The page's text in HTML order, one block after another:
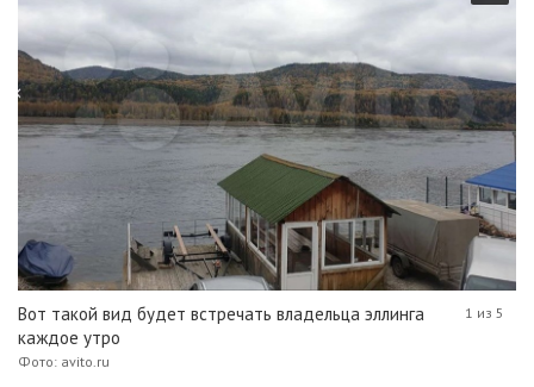
Вот такой вид будет встречать владельца эллинга
каждое утро
Фото: avito.ru
1 из 5